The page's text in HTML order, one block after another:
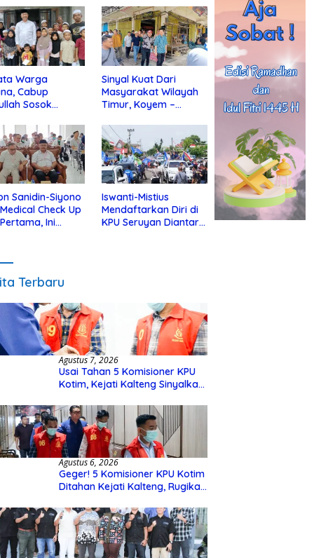
Warga
Cabup
Sosok
Sinyal Kuat Dari
Masyarakat Wilayah
Timur, Koyem –
di Kotim
Sanidin-Siyono
Check Up
Ini
Iswanti-Mistius
Mendaftarkan Diri di
KPU Seruyan Diantar
Terbaru
Agustus 7, 2026
Usai Tahan 5 Komisioner KPU
Kotim, Kejati Kalteng Sinyalkan
Hibah Rp40 Miliar
Agustus 6, 2026
Geger! 5 Komisioner KPU Kotim
Ditahan Kejati Kalteng, Rugikan
Hibah Rp40 Miliar